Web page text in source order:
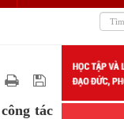
tác